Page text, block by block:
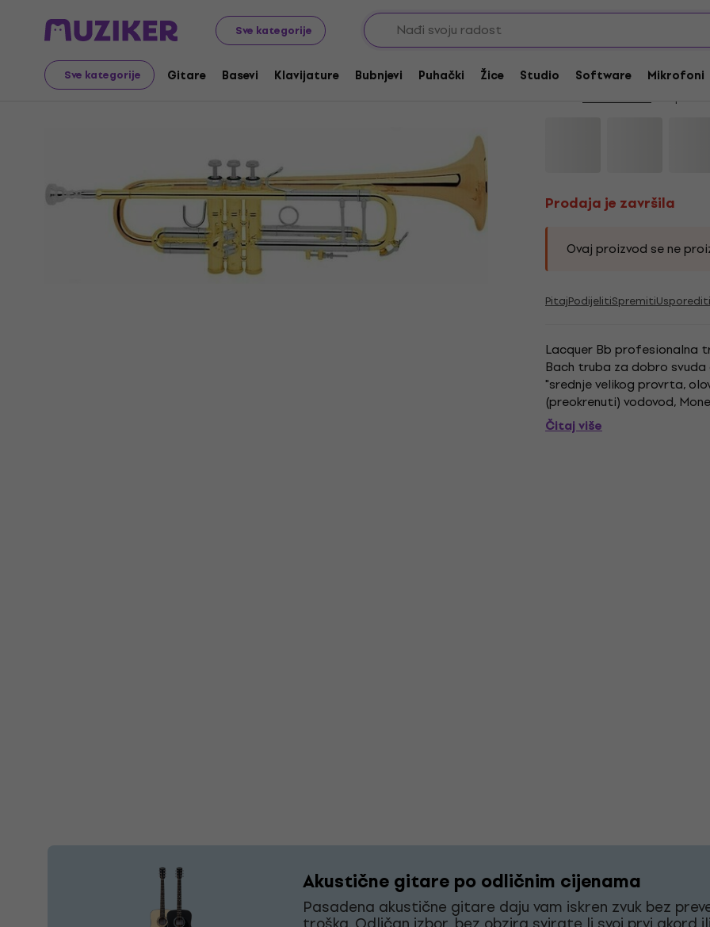
Sve kategorije
Sve kategorije Gitare Basevi Klavijature Bubnjevi Puhački Žice Studio Software Mikrofoni
Glazbeni instrumenti Trube, Korneti i Flugelhorni
Prodaja je završila
Prodaja je završila
Vincent Bach
Kod
Prodaja je završila
Ovaj proizvod se ne
PitajPodijelitiSpremitiUsporediti
Lacquer Bb profesionalna
Bach truba za dobro
"srednje velikog provrta,
(preokrenuti) vodovod,
sloj za ugađanje, Wooden
Čitaj više
Akustične gitare po odličnim cijenama
Pasadena akustične gitare daju vam iskren zvuk bez